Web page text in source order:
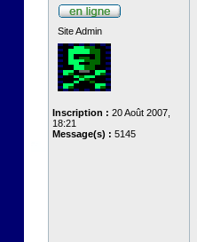
Site Admin
Inscription : 20 Août 2007,
18:21
Message(s) : 5145